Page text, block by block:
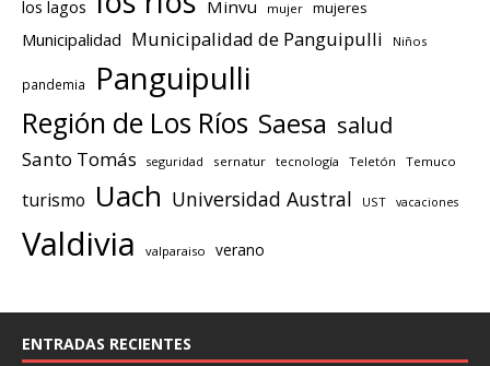
los lagos Minvu mujer mujeres
Municipalidad Municipalidad de Panguipulli Niños
pandemia Panguipulli
Región de Los Ríos Saesa salud
Santo Tomás seguridad sernatur tecnología Teletón Temuco
turismo Uach Universidad Austral UST vacaciones
Valdivia valparaiso verano
ENTRADAS RECIENTES